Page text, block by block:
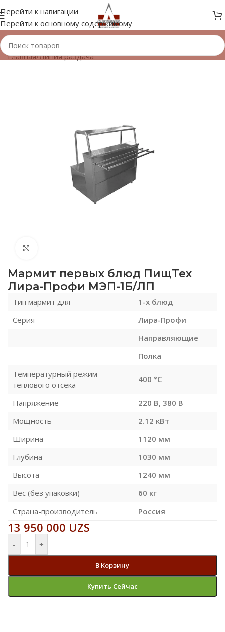
Перейти к навигации
Перейти к основному содержимому
Главная/Линия раздача
Мармит первых блюд ПищТех
Лира-Профи МЭП-1Б/ЛП
Тип мармит для
1-х блюд
Серия
Лира-Профи
Направляющие
Полка
Температурный режим
теплового отсека
400 °C
Напряжение
220 В, 380 В
Мощность
2.12 кВт
Ширина
1120 мм
Глубина
1030 мм
Высота
1240 мм
Вес (без упаковки)
60 кг
Страна-производитель
Россия
13 950 000 UZS
- +
В Корзину
Купить Сейчас